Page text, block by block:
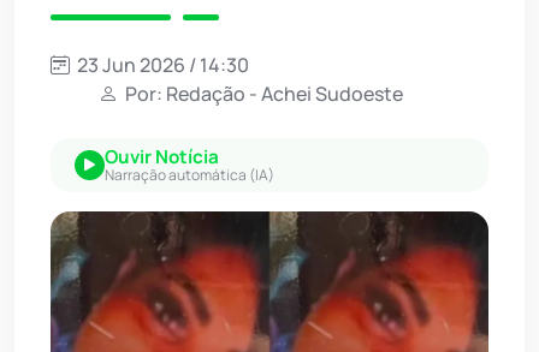
23 Jun 2026 / 14:30
Por: Redação - Achei Sudoeste
Ouvir Notícia
Narração automática (IA)